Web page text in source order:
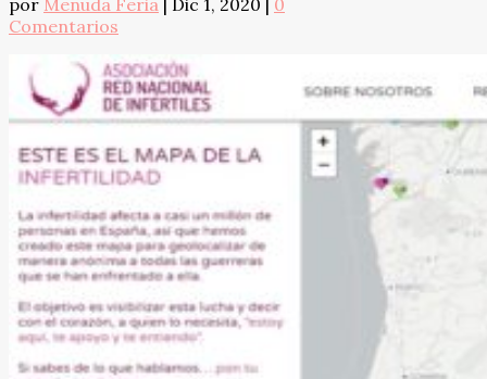
por Menuda Feria Dic 1, 2020
0
Comentarios